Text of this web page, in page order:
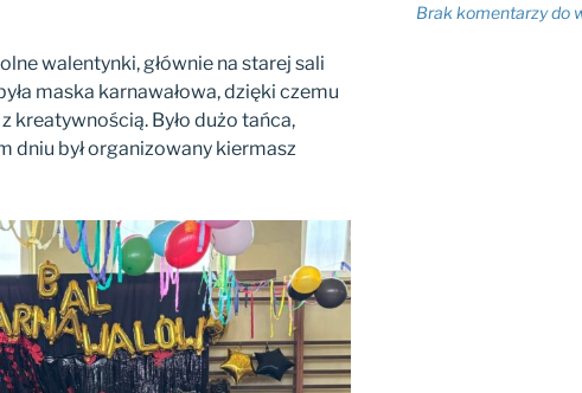
walentynki, głównie na starej sali
maska karnawałowa, dzięki czemu
kreatywnością. Było dużo tańca,
dniu był organizowany kiermasz
Brak komentarzy do